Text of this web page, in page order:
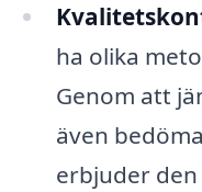
ha olika
Genom att
även
erbjuder